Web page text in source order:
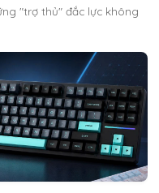
"trợ thủ" đắc lực không